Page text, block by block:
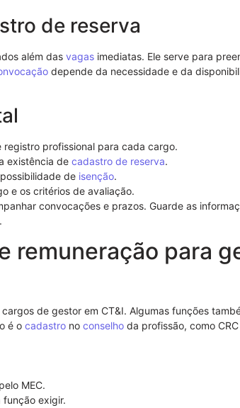
de reserva
além das vagas imediatas. Ele serve para
depende da necessidade e da
profissional para cada cargo.
existência de cadastro de reserva.
de isenção.
e os critérios de avaliação.
convocações e prazos. Guarde as
remuneração para
de gestor em CT&I. Algumas funções
é o cadastro no conselho da profissão, como CRC
MEC.
exigir.